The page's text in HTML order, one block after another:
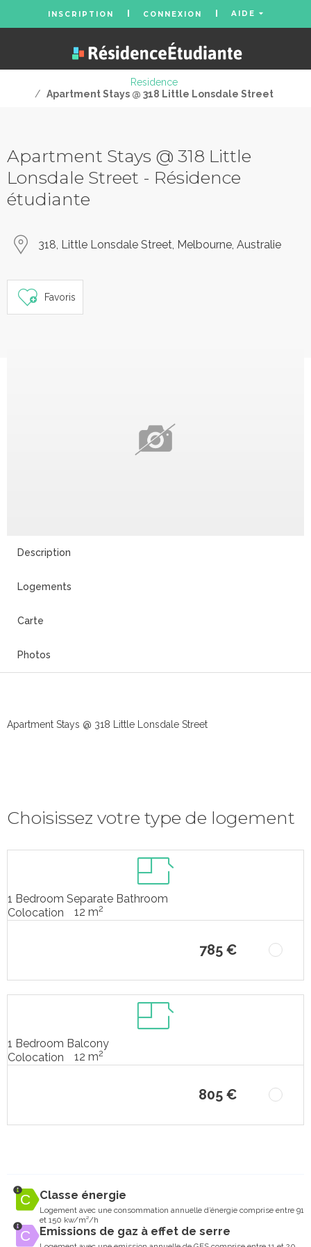
INSCRIPTION CONNEXION AIDE
Residence
/ Apartment Stays @ 318 Little Lonsdale Street
Apartment Stays @ 318 Little
Lonsdale Street - Résidence
étudiante
318, Little Lonsdale Street, Melbourne, Australie
Favoris
Description
Logements
Carte
Photos
Apartment Stays @ 318 Little Lonsdale Street
Choisissez votre type de logement
1 Bedroom Separate Bathroom
Colocation
12 m2
785 €
1 Bedroom Balcony
Colocation
12 m2
805 €
Classe énergie
Logement avec une consommation annuelle d’énergie comprise entre 91
et 150 kw/m²/h
Emissions de gaz à effet de serre